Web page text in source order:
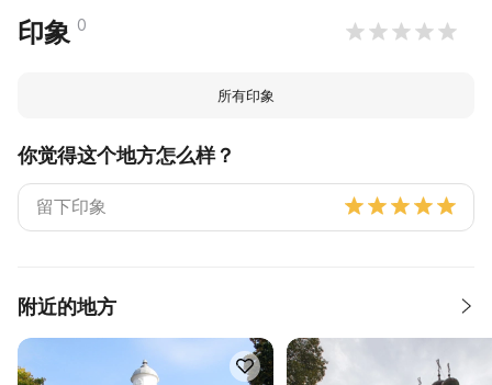
印象 0
所有印象
你觉得这个地方怎么样？
附近的地方